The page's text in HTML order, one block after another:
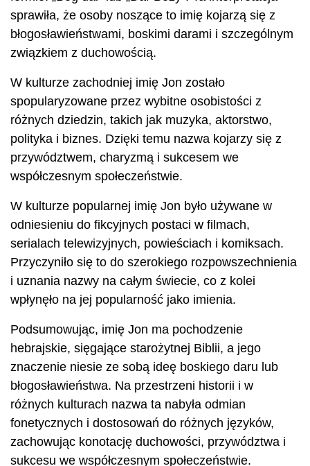
sprawiła, że ​​osoby noszące to imię kojarzą się z
błogosławieństwami, boskimi darami i szczególnym
związkiem z duchowością.
W kulturze zachodniej imię Jon zostało
spopularyzowane przez wybitne osobistości z
różnych dziedzin, takich jak muzyka, aktorstwo,
polityka i biznes. Dzięki temu nazwa kojarzy się z
przywództwem, charyzmą i sukcesem we
współczesnym społeczeństwie.
W kulturze popularnej imię Jon było używane w
odniesieniu do fikcyjnych postaci w filmach,
serialach telewizyjnych, powieściach i komiksach.
Przyczyniło się to do szerokiego rozpowszechnienia
i uznania nazwy na całym świecie, co z kolei
wpłynęło na jej popularność jako imienia.
Podsumowując, imię Jon ma pochodzenie
hebrajskie, sięgające starożytnej Biblii, a jego
znaczenie niesie ze sobą ideę boskiego daru lub
błogosławieństwa. Na przestrzeni historii i w
różnych kulturach nazwa ta nabyła odmian
fonetycznych i dostosowań do różnych języków,
zachowując konotację duchowości, przywództwa i
sukcesu we współczesnym społeczeństwie.